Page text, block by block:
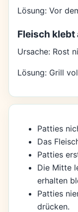
Lösung: Vor
Fleisch klebt
Ursache: Rost
Lösung: Grill
Patties
Das
Patties
Die Mitte
erhalten
Patties
drücken.